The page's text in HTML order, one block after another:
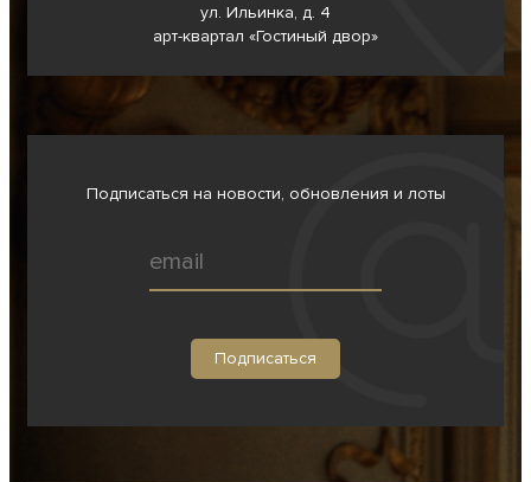
ул. Ильинка, д. 4
арт-квартал «Гостиный двор»
Подписаться на новости, обновления и лоты